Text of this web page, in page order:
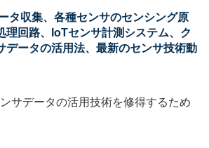
タ収集、各種センサのセンシング原
理回路、IoTセンサ計測システム、ク
データの活用法、最新のセンサ技術動
サデータの活用技術を修得するため